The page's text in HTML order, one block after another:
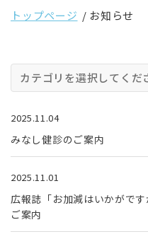
トップページ お知らせ
カテゴリを選択してくだ
2025.11.04
みなし健診のご案内
2025.11.01
広報誌「お加減はいかがで
ご案内